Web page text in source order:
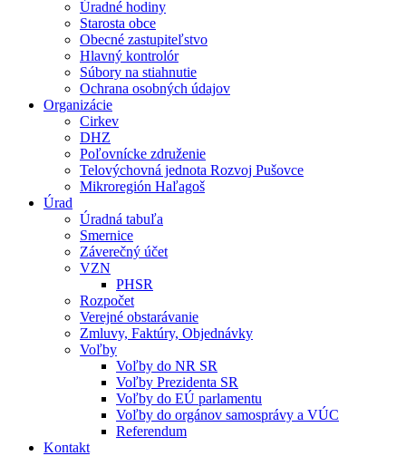
Úradné hodiny
Starosta obce
Obecné zastupiteľstvo
Hlavný kontrolór
Súbory na stiahnutie
Ochrana osobných údajov
Organizácie
Cirkev
DHZ
Poľovnícke združenie
Telovýchovná jednota Rozvoj Pušovce
Mikroregión Haľagoš
Úrad
Úradná tabuľa
Smernice
Záverečný účet
VZN
PHSR
Rozpočet
Verejné obstarávanie
Zmluvy, Faktúry, Objednávky
Voľby
Voľby do NR SR
Voľby Prezidenta SR
Voľby do EÚ parlamentu
Voľby do orgánov samosprávy a VÚC
Referendum
Kontakt